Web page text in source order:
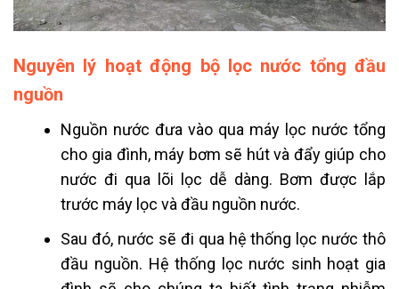
Nguyên lý hoạt động bộ lọc nước tổng đầu
nguồn
Nguồn nước đưa vào qua máy lọc nước tổng
cho gia đình, máy bơm sẽ hút và đẩy giúp cho
nước đi qua lõi lọc dễ dàng. Bơm được lắp
trước máy lọc và đầu nguồn nước.
Sau đó, nước sẽ đi qua hệ thống lọc nước thô
đầu nguồn. Hệ thống lọc nước sinh hoạt gia